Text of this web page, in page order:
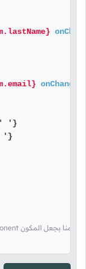
onChange
'}
'}
// يمكن الوصول إليه من خارج هذا الملف MyComponent هنا قمنا بجعل المكون